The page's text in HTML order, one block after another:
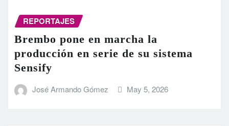
REPORTAJES
Brembo pone en marcha la
producción en serie de su sistema
Sensify
José Armando Gómez May 5, 2026